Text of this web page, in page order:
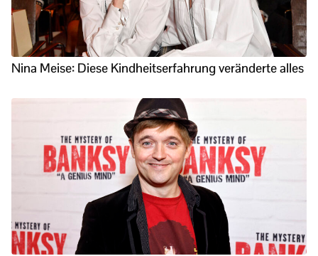
Nina Meise: Diese Kindheitserfahrung veränderte alles